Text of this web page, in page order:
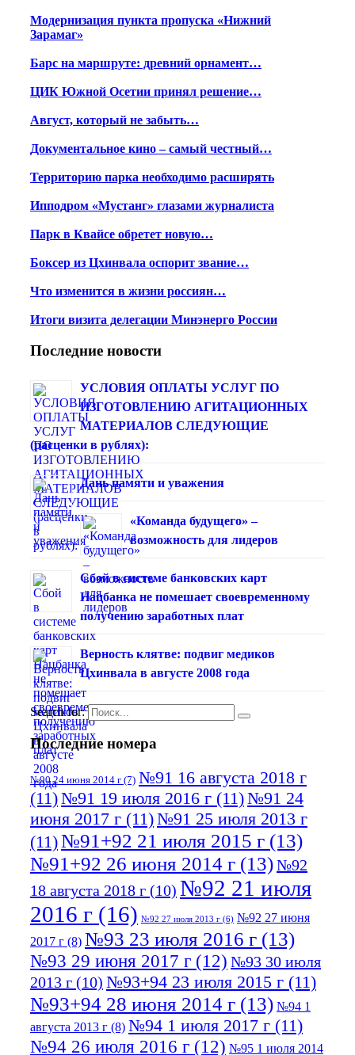
Модернизация пункта пропуска «Нижний
Зарамаг»
Барс на маршруте: древний орнамент…
ЦИК Южной Осетии принял решение…
Август, который не забыть…
Документальное кино – самый честный…
Территорию парка необходимо расширять
Ипподром «Мустанг» глазами журналиста
Парк в Квайсе обретет новую…
Боксер из Цхинвала оспорит звание…
Что изменится в жизни россиян…
Итоги визита делегации Минэнерго России
Последние новости
УСЛОВИЯ ОПЛАТЫ УСЛУГ ПО
ИЗГОТОВЛЕНИЮ АГИТАЦИОННЫХ
МАТЕРИАЛОВ СЛЕДУЮЩИЕ
(расценки в рублях):
Дань памяти и уважения
«Команда будущего» –
возможность для лидеров
Сбой в системе банковских карт
Нацбанка не помешает своевременному
получению заработных плат
Верность клятве: подвиг медиков
Цхинвала в августе 2008 года
Search for:
Последние номера
№90 24 июня 2014 г (7) №91 16 августа 2018 г
(11)№91 19 июля 2016 г (11)№91 24
июня 2017 г (11)№91 25 июля 2013 г
(11)№91+92 21 июля 2015 г (13)
№91+92 26 июня 2014 г (13)№92
18 августа 2018 г (10) №92 21 июля
2016 г (16) №92 27 июля 2013 г (6) №92 27 июня
2017 г (8) №93 23 июля 2016 г (13)
№93 29 июня 2017 г (12) №93 30 июля
2013 г (10) №93+94 23 июля 2015 г (11)
№93+94 28 июня 2014 г (13) №94 1
августа 2013 г (8) №94 1 июля 2017 г (11)
№94 26 июля 2016 г (12) №95 1 июля 2014